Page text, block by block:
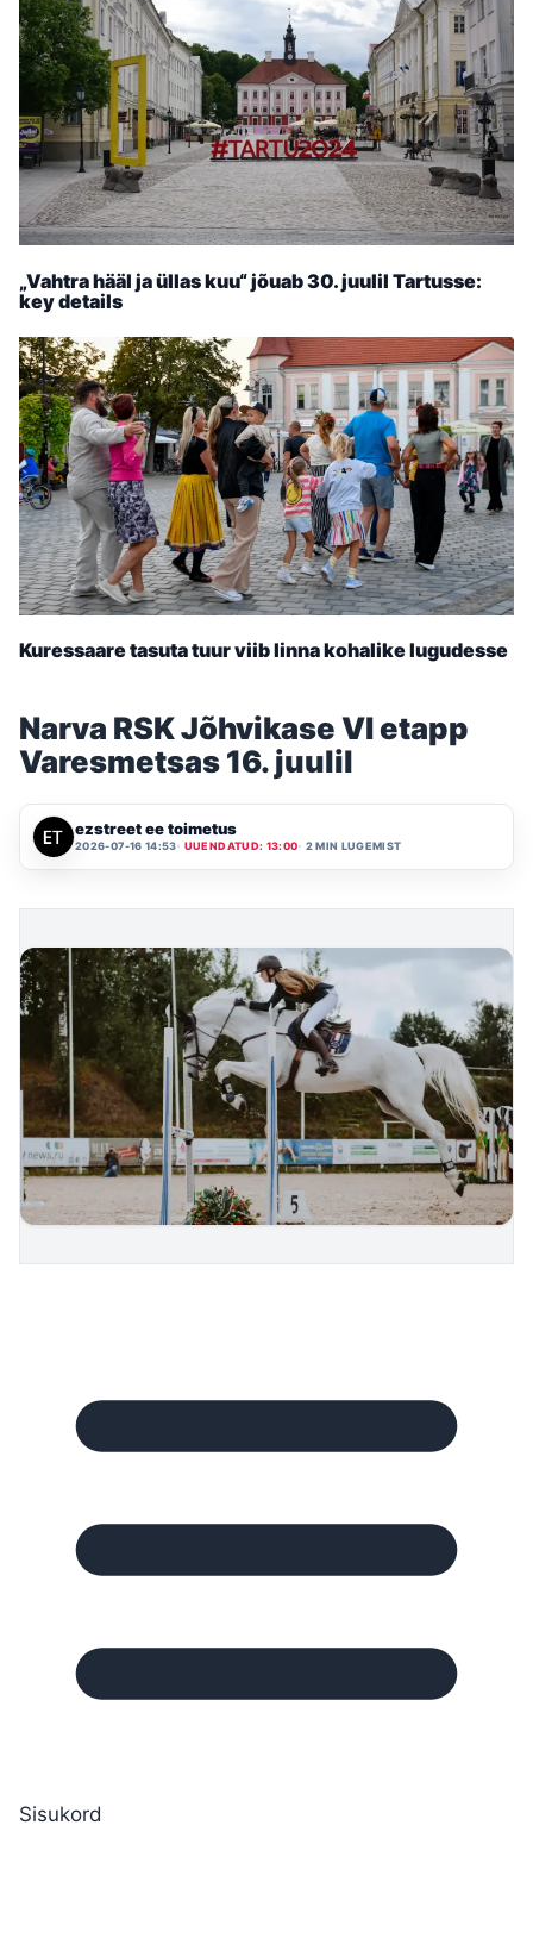
„Vahtra hääl ja üllas kuu“ jõuab 30. juulil Tartusse:
key details
Kuressaare tasuta tuur viib linna kohalike lugudesse
Narva RSK Jõhvikase VI etapp
Varesmetsas 16. juulil
ezstreet ee toimetus
2026-07-16 14:53 UUENDATUD: 13:00 2 MIN LUGEMIST
Sisukord